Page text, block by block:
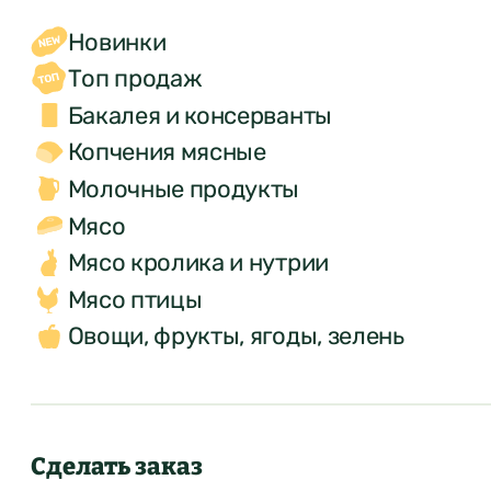
Новинки
Топ продаж
Бакалея и консерванты
Копчения мясные
Молочные продукты
Мясо
Мясо кролика и нутрии
Мясо птицы
Овощи, фрукты, ягоды, зелень
Сделать заказ